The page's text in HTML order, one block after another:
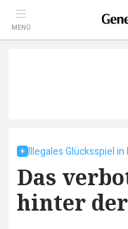
MENÜ
Illegales Glücksspiel in
Das
hinter